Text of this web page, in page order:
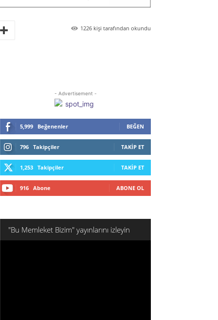
1226 kişi tarafından okundu
- Advertisement -
5,999 Beğenenler BEĞEN
796 Takipçiler TAKIP ET
1,253 Takipçiler TAKIP ET
916 Abone ABONE OL
"Bu Memleket Bizim" yayınlarını izleyin